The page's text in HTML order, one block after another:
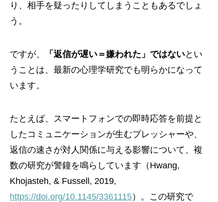
り、相手を疑ったりしてしまうこともあるでしょ
う。
ですが、 「返信が遅い＝嫌われた」ではないとい
うことは、最新の心理学研究でも明らかになって
います。
たとえば、スマートフォンでの即時応答を前提と
したコミュニケーションが生むプレッシャーや、
返信の速さが対人関係に与える影響について、複
数の研究が警鐘を鳴らしています（Hwang,
Khojasteh, & Fussell, 2019,
https://doi.org/10.1145/3361115）。この研究で